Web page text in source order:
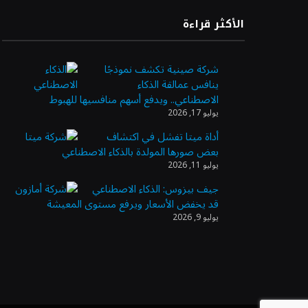
الأكثر قراءة
شركة صينية تكشف نموذجًا
ينافس عمالقة الذكاء
الاصطناعي.. ويدفع أسهم منافسيها للهبوط
يوليو 17, 2026
أداة ميتا تفشل في اكتشاف
بعض صورها المولدة بالذكاء الاصطناعي
يوليو 11, 2026
جيف بيزوس: الذكاء الاصطناعي
قد يخفض الأسعار ويرفع مستوى المعيشة
يوليو 9, 2026